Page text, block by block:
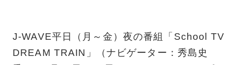
J-WAVE平日（月～金）夜の番組「School TV
DREAM TRAIN」（ナビゲーター：秀島史